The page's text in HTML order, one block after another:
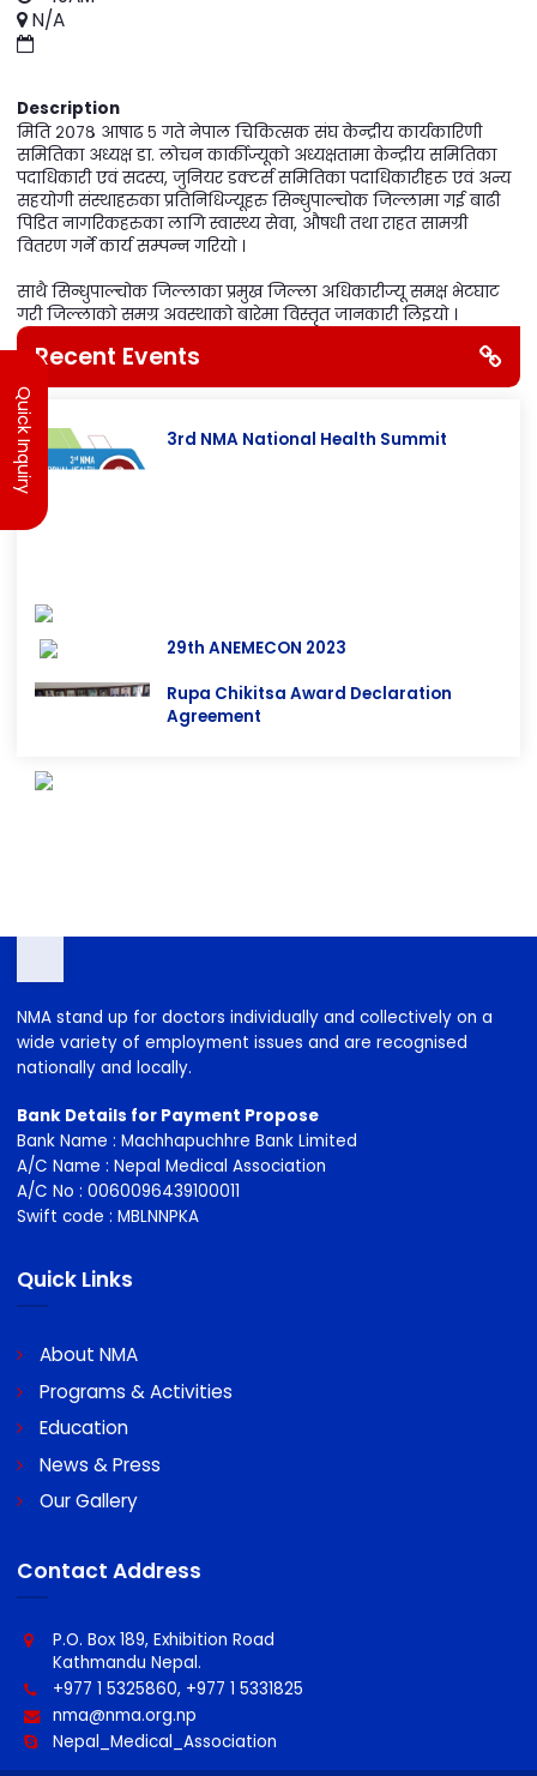
Quick Inquiry
-10AM
N/A
Description
मिति २०७८ आषाढ ५ गते नेपाल चिकित्सक संघ केन्द्रीय कार्यकारिणी
समितिका अध्यक्ष डा. लोचन कार्कीज्यूको अध्यक्षतामा केन्द्रीय समितिका
पदाधिकारी एवं सदस्य, जुनियर डक्टर्स समितिका पदाधिकारीहरु एवं अन्य
सहयोगी संस्थाहरुका प्रतिनिधिज्यूहरु सिन्धुपाल्चोक जिल्लामा गई बाढी
वितरण गर्ने कार्य सम्पन्न गरियो ।
साथै सिन्धुपाल्चोक जिल्लाका प्रमुख जिल्ला अधिकारीज्यू समक्ष भेटघाट
गरी जिल्लाको समग्र अवस्थाको बारेमा विस्तृत जानकारी लिइयो ।
29th ANEMECON 2023
wide variety of employment issues and are recognised
nationally and locally.
Bank Details for Payment Propose
Bank Name : Machhapuchhre Bank Limited
A/C No : 0060096439100011
Swift code : MBLNNPKA
Quick Links
Programs & Activities
News & Press
Our Gallery
Contact Address
P.O. Box 189, Exhibition Road
Kathmandu Nepal.